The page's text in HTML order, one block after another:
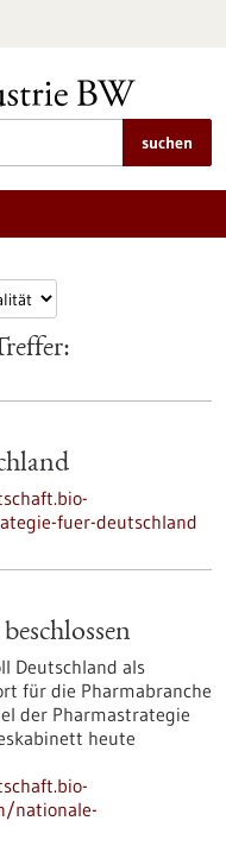
suchen
fuer-deutschland
Deutschland als
für die Pharmabranche
der Pharmastrategie
heute
nationale-